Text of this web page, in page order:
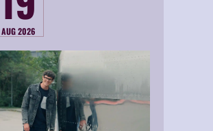
AUG 2026